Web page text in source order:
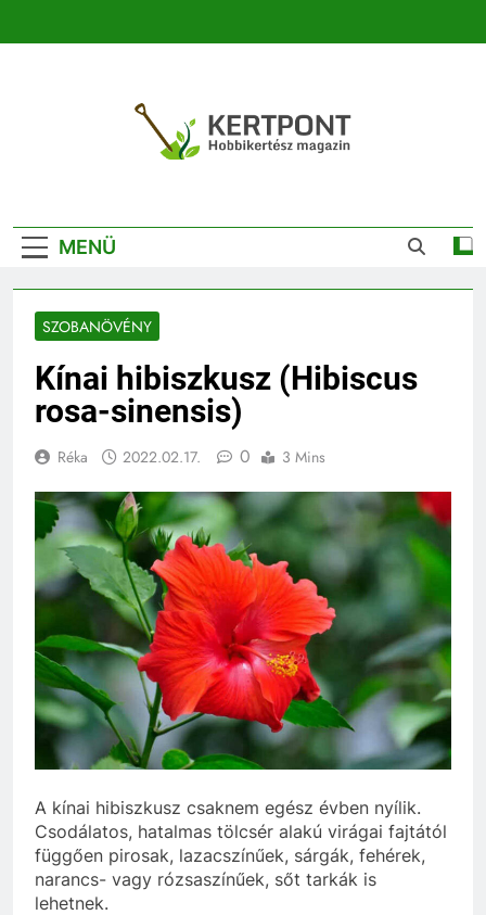
Kertészeti
Magazin |
Növénykereső És
Növényhatározó
MENÜ
SZOBANÖVÉNY
Kínai hibiszkusz (Hibiscus
rosa-sinensis)
Réka 2022.02.17. 0 3 Mins
A kínai hibiszkusz csaknem egész évben nyílik.
Csodálatos, hatalmas tölcsér alakú virágai fajtától
függően pirosak, lazacszínűek, sárgák, fehérek,
narancs- vagy rózsaszínűek, sőt tarkák is
lehetnek.